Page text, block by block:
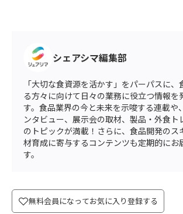
シェアシマ編集部
「大切な食資源を活かす」をパーパスに、
る方々に向けて日々の業務に役立つ情報を
す。食品業界の今と未来を示唆する連載や
ンタビュー、展示会の取材、製品・外食ト
のトピックが満載！さらに、食品開発のス
材育成に寄与するコンテンツも定期的にお
す。
無料会員になってお気に入り登録する